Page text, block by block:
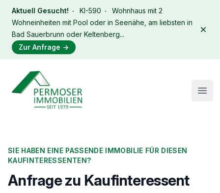
Aktuell Gesucht! KI-590
Wohnhaus mit 2
Wohneinheiten mit Pool oder in Seenähe, am liebsten in
Bad Sauerbrunn oder Keltenberg...
Zur Anfrage →
Immobilien Permoser Logo
SIE HABEN EINE PASSENDE IMMOBILIE FÜR DIESEN
KAUFINTERESSENTEN?
Anfrage zu Kaufinteressent